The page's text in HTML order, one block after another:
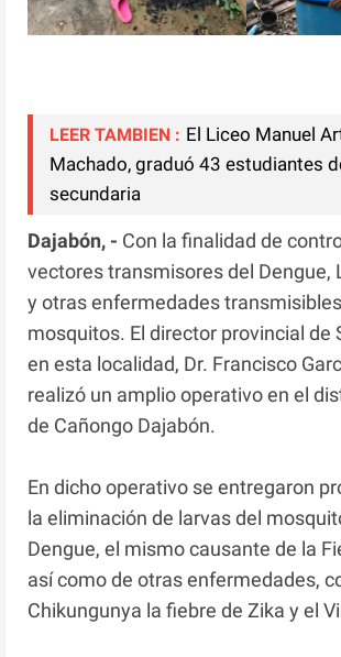
LEER TAMBIEN : El Liceo Manuel
Machado, graduó 43 estudiantes
secundaria
Dajabón, - Con la finalidad de
vectores transmisores del Dengue,
y otras enfermedades
mosquitos. El director provincial de
en esta localidad, Dr. Francisco
realizó un amplio operativo en el
de Cañongo Dajabón.
En dicho operativo se entregaron
la eliminación de larvas del
Dengue, el mismo causante de la
así como de otras enfermedades,
Chikungunya la fiebre de Zika y el